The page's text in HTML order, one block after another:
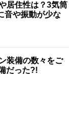
居住性は？3気筒
音や振動が少な
装備の数々をご
だった?!